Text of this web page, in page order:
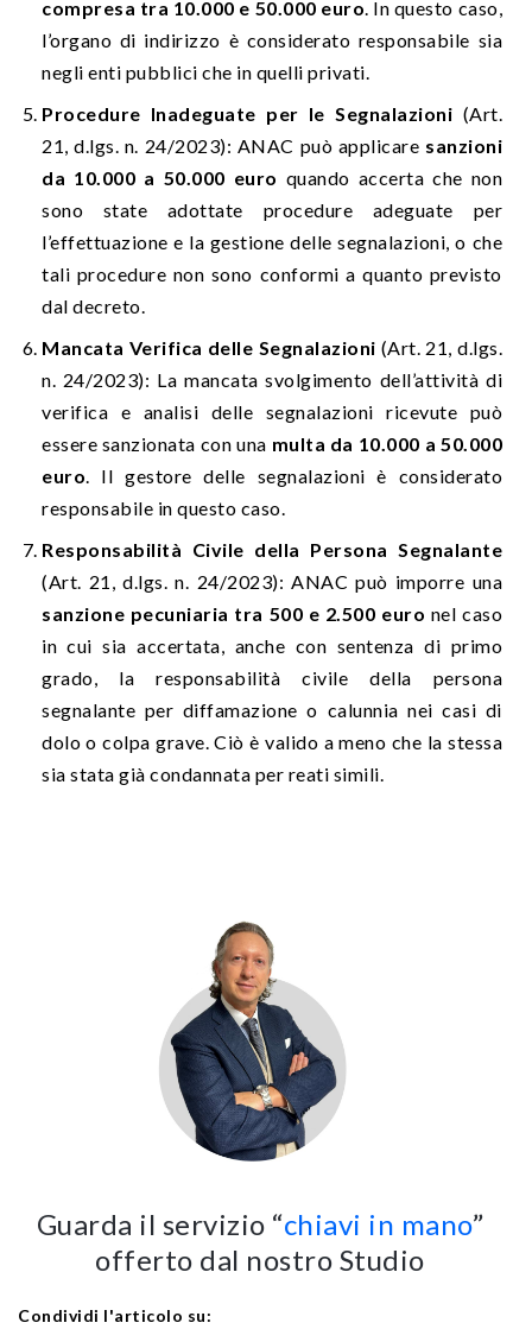
compresa tra 10.000 e 50.000 euro . In questo caso,
l’organo di indirizzo è considerato responsabile sia
negli enti pubblici che in quelli privati.
Procedure Inadeguate per le Segnalazioni (Art.
21, d.lgs. n. 24/2023): ANAC può applicare sanzioni
da 10.000 a 50.000 euro quando accerta che non
sono state adottate procedure adeguate per
l’effettuazione e la gestione delle segnalazioni, o che
tali procedure non sono conformi a quanto previsto
dal decreto.
Mancata Verifica delle Segnalazioni (Art. 21, d.lgs.
n. 24/2023): La mancata svolgimento dell’attività di
verifica e analisi delle segnalazioni ricevute può
essere sanzionata con una multa da 10.000 a 50.000
euro . Il gestore delle segnalazioni è considerato
responsabile in questo caso.
Responsabilità Civile della Persona Segnalante
(Art. 21, d.lgs. n. 24/2023): ANAC può imporre una
sanzione pecuniaria tra 500 e 2.500 euro nel caso
in cui sia accertata, anche con sentenza di primo
grado, la responsabilità civile della persona
segnalante per diffamazione o calunnia nei casi di
dolo o colpa grave. Ciò è valido a meno che la stessa
sia stata già condannata per reati simili.
Guarda il servizio “chiavi in mano”
offerto dal nostro Studio
Condividi l'articolo su: